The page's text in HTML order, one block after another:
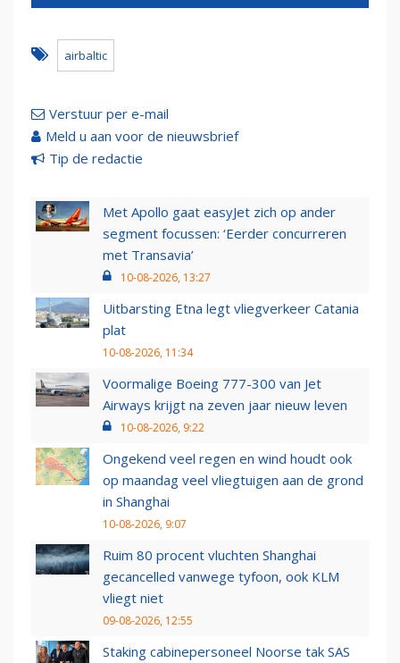
airbaltic
Verstuur per e-mail
Meld u aan voor de nieuwsbrief
Tip de redactie
Met Apollo gaat easyJet zich op ander
segment focussen: ‘Eerder concurreren
met Transavia’
10-08-2026, 13:27
Uitbarsting Etna legt vliegverkeer Catania
plat
10-08-2026, 11:34
Voormalige Boeing 777-300 van Jet
Airways krijgt na zeven jaar nieuw leven
10-08-2026, 9:22
Ongekend veel regen en wind houdt ook
op maandag veel vliegtuigen aan de grond
in Shanghai
10-08-2026, 9:07
Ruim 80 procent vluchten Shanghai
gecancelled vanwege tyfoon, ook KLM
vliegt niet
09-08-2026, 12:55
Staking cabinepersoneel Noorse tak SAS